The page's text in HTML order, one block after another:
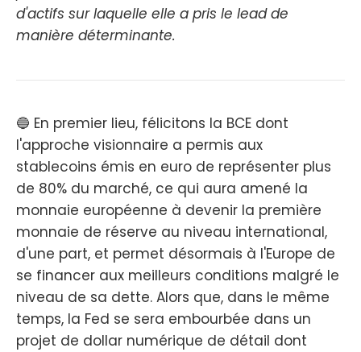
d'actifs sur laquelle elle a pris le lead de
manière déterminante.
🔵 En premier lieu, félicitons la BCE dont
l'approche visionnaire a permis aux
stablecoins émis en euro de représenter plus
de 80% du marché, ce qui aura amené la
monnaie européenne à devenir la première
monnaie de réserve au niveau international,
d'une part, et permet désormais à l'Europe de
se financer aux meilleurs conditions malgré le
niveau de sa dette. Alors que, dans le même
temps, la Fed se sera embourbée dans un
projet de dollar numérique de détail dont